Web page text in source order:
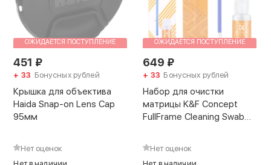
ОЖИДАЕТСЯ ПОСТУПЛЕНИЕ
451 ₽
+ 33 Бонусных рублей
Крышка для объектива
Haida Snap-on Lens Cap
95мм
Нет оценок
ОЖИДАЕТСЯ ПОСТУПЛЕНИЕ
649 ₽
+ 33 Бонусных рублей
Набор для очистки
матрицы K&F Concept
FullFrame Cleaning Swab
Нет оценок